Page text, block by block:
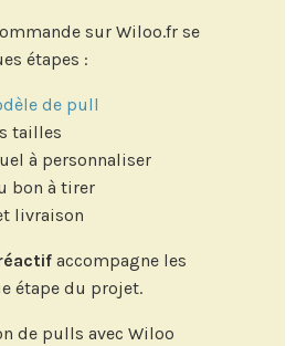
sur Wiloo.fr se
étapes :
de pull
tailles
à personnaliser
bon à tirer
livraison
accompagne les
étape du projet.
de pulls avec Wiloo